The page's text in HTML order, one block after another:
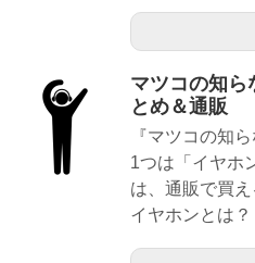
マツコの知ら
とめ＆通販
『マツコの知
1つは「イヤホ
は、通販で買
イヤホンとは